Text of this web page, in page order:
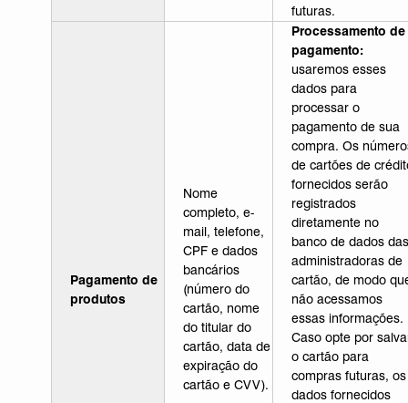
futuras.
Pagamento de
produtos
Nome
completo, e-
mail, telefone,
CPF e dados
bancários
(número do
cartão, nome
do titular do
cartão, data de
expiração do
cartão e CVV).
Processamento de
pagamento:
usaremos esses
dados para
processar o
pagamento de sua
compra. Os
de cartões de
fornecidos serão
registrados
diretamente no
banco de dados das
administradoras de
cartão, de modo
não acessamos
essas informações.
Caso opte por
o cartão para
compras futuras, os
dados fornecidos